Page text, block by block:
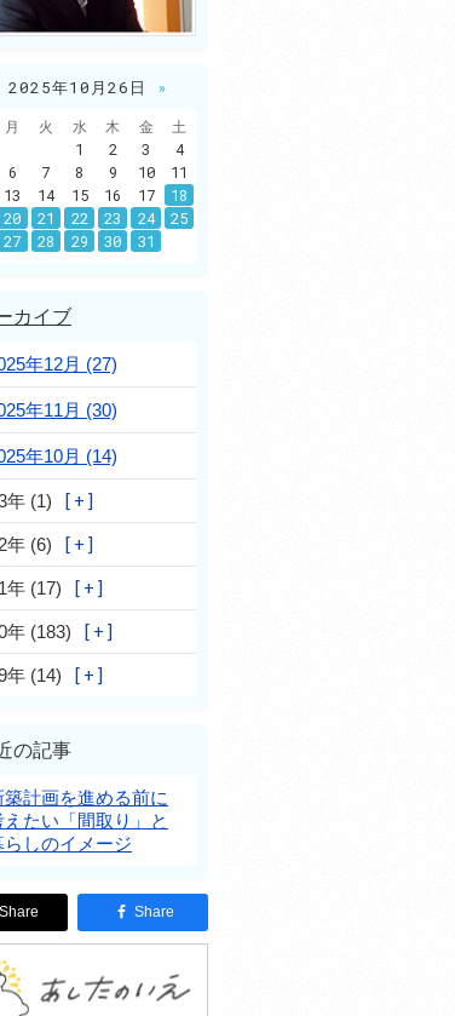
2025年10月26日
»
月 火 水 木 金
土
1
2 3
4
6 7 8 9 10
11
13 14 15 16 17
18
20 21 22 23 24
25
27 28 29 30 31
カイブ
年12月 (27)
年11月 (30)
年10月 (14)
年 (1)
年 (6)
年 (17)
年 (183)
年 (14)
の記事
築計画を進める前に
えたい「間取り」と
らしのイメージ
Share Share